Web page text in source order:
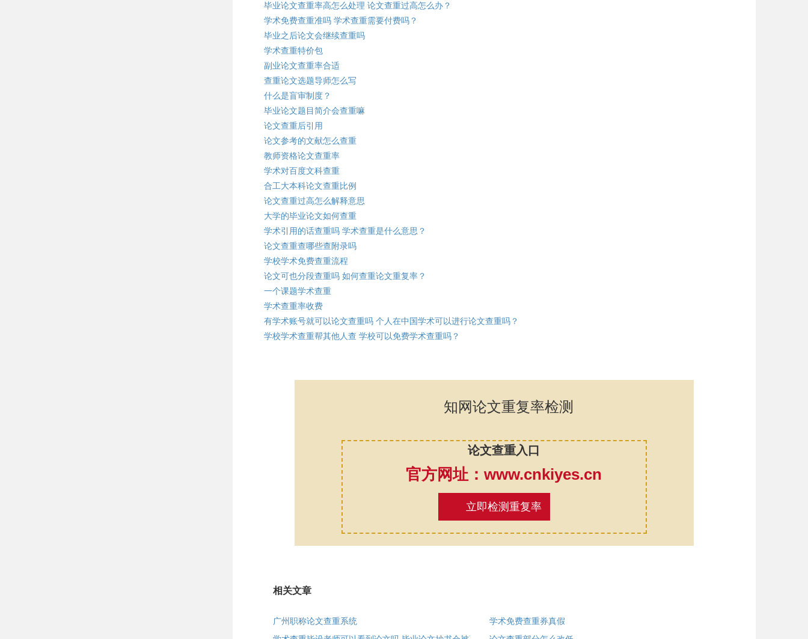
毕业论文查重率高怎么处理 论文查重过高怎么办？
学术免费查重准吗 学术查重需要付费吗？
毕业之后论文会继续查重吗
学术查重特价包
副业论文查重率合适
查重论文选题导师怎么写
什么是盲审制度？
毕业论文题目简介会查重嘛
论文查重后引用
论文参考的文献怎么查重
教师资格论文查重率
学术对百度文科查重
合工大本科论文查重比例
论文查重过高怎么解释意思
大学的毕业论文如何查重
学术引用的话查重吗 学术查重是什么意思？
论文查重查哪些查附录吗
学校学术免费查重流程
论文可也分段查重吗 如何查重论文重复率？
一个课题学术查重
学术查重率收费
有学术账号就可以论文查重吗 个人在中国学术可以进行论文查重吗？
学校学术查重帮其他人查 学校可以免费学术查重吗？
知网论文重复率检测
论文查重入口
官方网址：www.cnkiyes.cn
立即检测重复率
相关文章
广州职称论文查重系统
学术免费查重券真假